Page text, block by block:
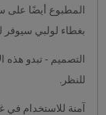
المطبوع أيضًا على
بغطاء لولبي
التصميم - تبدو
للنظر.
آمنة للاستخدام في